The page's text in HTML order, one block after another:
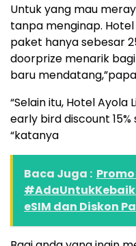
Untuk yang mau
tanpa menginap.
paket hanya sebesar
doorprize menarik
baru
“Selain itu, Hotel
early bird discount
“katanya
Baca Juga :
eSIM dan Diskon